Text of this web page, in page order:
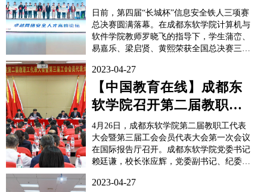
城杯”信息安全铁人三项赛
全国总...
日前，第四届“长城杯”信息安全铁人三项赛
总决赛圆满落幕。在成都东软学院计算机与
软件学院教师罗晓飞的指导下，学生蒲峦、
易嘉乐、梁启贤、黄熙荣获全国总决赛三等
信息安全、信息对抗领域的人才培养与科学
研究，充分发挥学校产教融合的特色以及信
息安全学科优势，持续加强与校企、校地合
作，大力推动科技成果...
2023-04-27
【中国教育在线】成都东
软学院召开第二届教职工
代表大会暨第三届工会会
员代表大会...
4月26日，成都东软学院第二届教职工代表
大会暨第三届工会会员代表大会第一次会议
在国际报告厅召开。成都东软学院党委书记
赖廷谦，校长张应辉，党委副书记、纪委书
宏，财务总监、校工会副主席陈云华，副校
2023-04-27